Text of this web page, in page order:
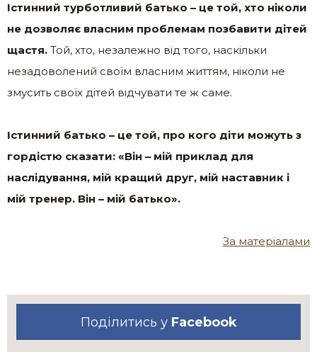
Істинний турботливий батько – це той, хто ніколи
не дозволяє власним проблемам позбавити дітей
щастя. Той, хто, незалежно від того, наскільки
незадоволений своїм власним життям, ніколи не
змусить своїх дітей відчувати те ж саме.
Істинний батько – це той, про кого діти можуть з
гордістю сказати: «Він – мій приклад для
наслідування, мій кращий друг, мій наставник і
мій тренер. Він – мій батько».
За матеріалами
Поділитись у Facebook